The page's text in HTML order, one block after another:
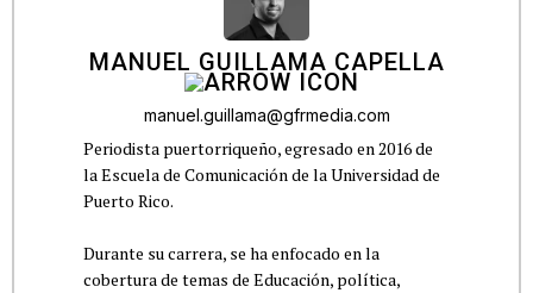
MANUEL GUILLAMA CAPELLA
manuel.guillama@gfrmedia.com
Periodista puertorriqueño, egresado en 2016 de
la Escuela de Comunicación de la Universidad de
Puerto Rico.
Durante su carrera, se ha enfocado en la
cobertura de temas de Educación, política,